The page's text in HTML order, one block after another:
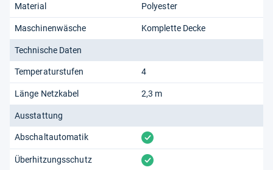
Material Polyester
Maschinenwäsche Komplette Decke
Technische Daten
Temperaturstufen 4
Länge Netzkabel 2,3 m
Ausstattung
Abschaltautomatik vorhanden
Überhitzungsschutz vorhanden